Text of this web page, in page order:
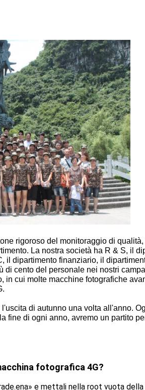
rigoroso del monitoraggio di
La nostra società ha R & S, il
il dipartimento finanziario, il
cento del personale nei nostri
in cui molte macchine fotografiche
di autunno una volta all'anno.
fine di ogni anno, avremo un partito
fotografica 4G?
e mettali nella root vuota della